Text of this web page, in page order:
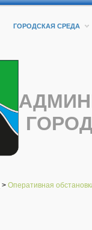
ГОРОДСКАЯ СРЕДА
> Оперативная